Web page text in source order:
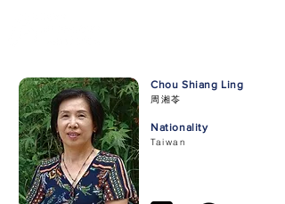
Chou Shiang Ling
周湘苓
Nationality
Taiwan